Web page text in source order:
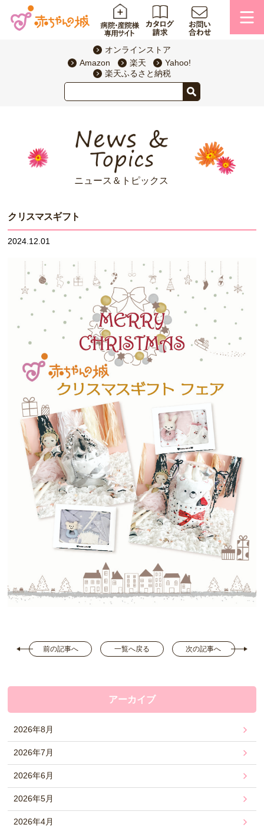
オンラインストア
Amazon
楽天
Yahoo!
楽天ふるさと納税
ニュース＆トピックス
クリスマスギフト
2024.12.01
前の記事へ 一覧へ戻る 次の記事へ
アーカイブ
2026年8月
2026年7月
2026年6月
2026年5月
2026年4月